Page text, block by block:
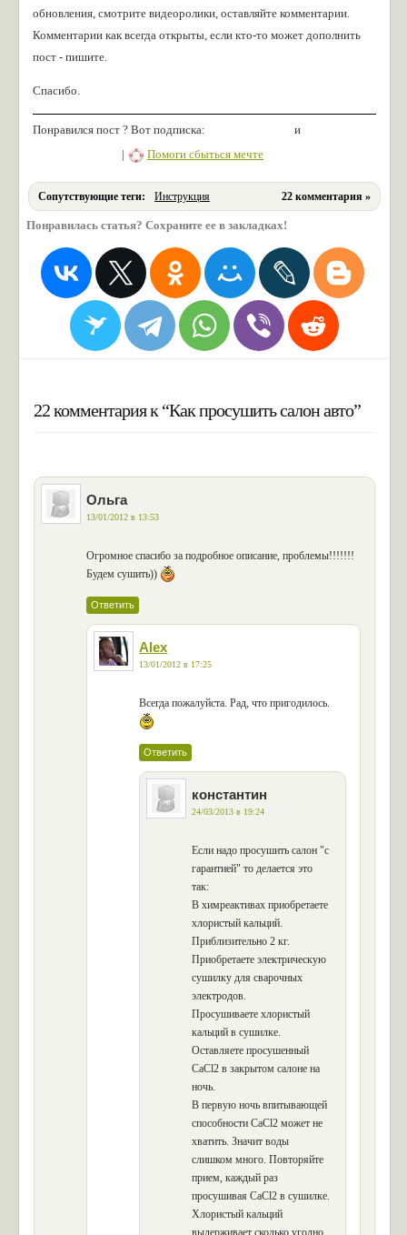
обновления, смотрите видеоролики, оставляйте комментарии.
Комментарии как всегда открыты, если кто-то может дополнить
пост - пишите.
Спасибо.
Понравился пост ? Вот подписка:
и
|
Помоги сбыться мечте
Сопутствующие теги: Инструкция 22 комментария »
Понравилась статья? Сохраните ее в закладках!
22 комментария к “Как просушить салон авто”
Ольга
13/01/2012 в 13:53
Огромное спасибо за подробное описание, проблемы!!!!!!!
Будем сушить))
Ответить
Alex
13/01/2012 в 17:25
Всегда пожалуйста. Рад, что пригодилось.
Ответить
константин
24/03/2013 в 19:24
Если надо просушить салон "с
гарантией" то делается это
так:
В химреактивах приобретаете
хлористый кальций.
Приблизительно 2 кг.
Приобретаете электрическую
сушилку для сварочных
электродов.
Просушиваете хлористый
кальций в сушилке.
Оставляете просушенный
CaCl2 в закрытом салоне на
ночь.
В первую ночь впитывающей
способности CaCl2 может не
хватить. Значит воды
слишком много. Повторяйте
прием, каждый раз
просушивая CaCl2 в сушилке.
Хлористый кальций
выдерживает сколько угодно